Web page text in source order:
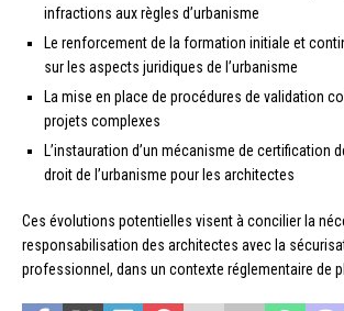
infractions aux règles d’urbanisme
Le renforcement de la formation initiale et
sur les aspects juridiques de l’urbanisme
La mise en place de procédures de validation
projets complexes
L’instauration d’un mécanisme de certification
droit de l’urbanisme pour les architectes
Ces évolutions potentielles visent à concilier la
responsabilisation des architectes avec la
professionnel, dans un contexte réglementaire de